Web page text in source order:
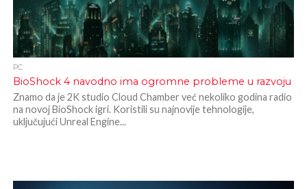
PC
BioShock 4 navodno ima ogromne probleme u razvoju
Znamo da je 2K studio Cloud Chamber već nekoliko godina radio
na novoj BioShock igri. Koristili su najnovije tehnologije,
uključujući Unreal Engine...